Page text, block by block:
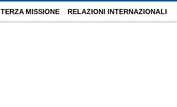
TERZA MISSIONE RELAZIONI INTERNAZIONALI